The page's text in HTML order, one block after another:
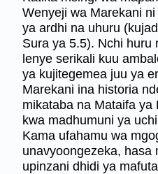
Wenyeji wa Marekani
ya ardhi na uhuru
Sura ya 5.5). Nchi huru
lenye serikali kuu
ya kujitegemea juu ya
Marekani ina historia
mikataba na Mataifa ya
kwa madhumuni ya
Kama ufahamu wa
unavyoongezeka, hasa
upinzani dhidi ya